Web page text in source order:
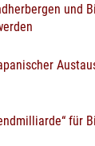
und
für